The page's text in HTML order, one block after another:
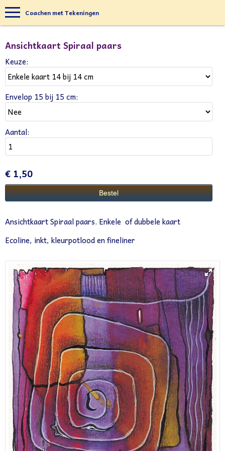
Coachen met Tekeningen
Ansichtkaart Spiraal paars
Keuze:
Envelop 15 bij 15 cm:
Aantal:
€ 1,50
Ansichtkaart Spiraal paars. Enkele of dubbele kaart
Ecoline, inkt, kleurpotlood en fineliner